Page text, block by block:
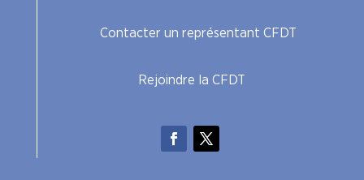
Contacter un représentant CFDT
Rejoindre la CFDT